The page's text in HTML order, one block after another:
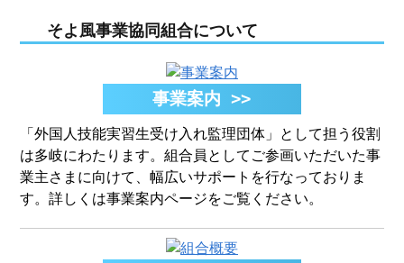
そよ風事業協同組合について
事業案内 >>
「外国人技能実習生受け入れ監理団体」として担う役割
は多岐にわたります。組合員としてご参画いただいた事
業主さまに向けて、幅広いサポートを行なっておりま
す。詳しくは事業案内ページをご覧ください。